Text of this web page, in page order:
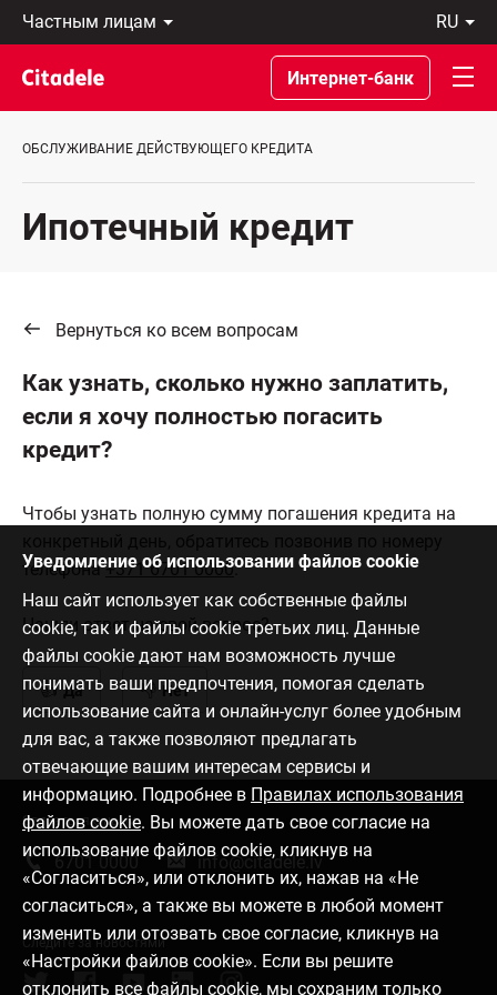
Частным
лицам
Предприятиям
Private
Banking
банке
ru
Latviski
По-
русски
In
Интернет-банк
ОБСЛУЖИВАНИЕ ДЕЙСТВУЮЩЕГО КРЕДИТА
Ипотечный кредит
Вернуться ко всем вопросам
Как узнать, сколько нужно заплатить,
если я хочу полностью погасить
кредит?
Чтобы узнать полную сумму погашения кредита на
телефона+371 6701 0000.
Нашли ответ на свой вопрос?
Да Нет
Уведомление об использовании файлов cookie
Наш сайт использует как собственные файлы
cookie, так и файлы cookie третьих лиц. Данные
файлы cookie дают нам возможность лучше
понимать ваши предпочтения, помогая сделать
использование сайта и онлайн-услуг более удобным
для вас, а также позволяют предлагать
отвечающие вашим интересам сервисы и
информацию. Подробнее в Правилах использования
файлов cookie. Вы можете дать свое согласие на
использование файлов cookie, кликнув на
«Согласиться», или отклонить их, нажав на «Не
согласиться», а также вы можете в любой момент
изменить или отозвать свое согласие, кликнув на
«Настройки файлов cookie». Если вы решите
отклонить все файлы cookie, мы сохраним только
Связаться с нами
6701 0000 info@citadele.lv
Следите за новостями